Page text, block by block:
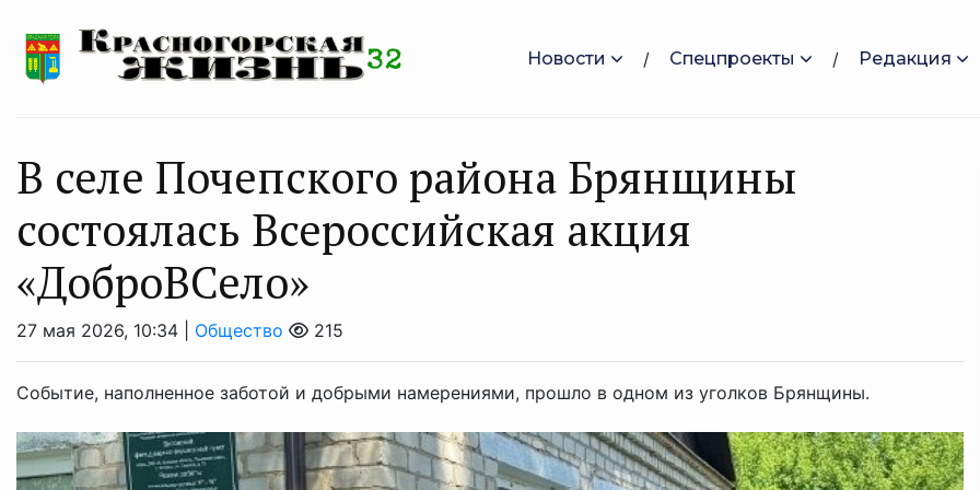
Новости Спецпроекты Редакция
В селе Почепского района Брянщины
состоялась Всероссийская акция
«ДоброВСело»
27 мая 2026, 10:34 | Общество 215
Событие, наполненное заботой и добрыми намерениями, прошло в одном из уголков Брянщины.